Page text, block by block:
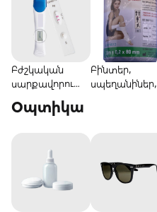
Բժշկական
սարքավորումն
Բինտեր,
սպեղանիներ,
Օպտիկա